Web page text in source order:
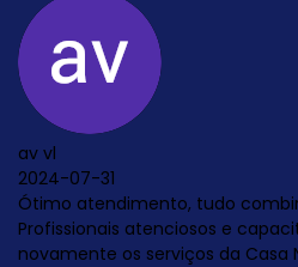
foi cumprido.
Se precisar usarei
Nobre mudanças.